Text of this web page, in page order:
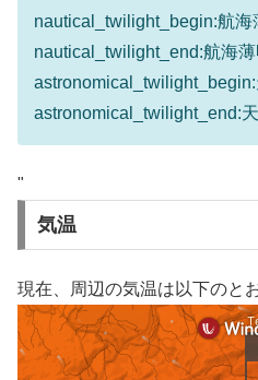
nautical_twilight_begin:航海
nautical_twilight_end:航海
astronomical_twilight_end:
"
気温
現在、周辺の気温は以下のと